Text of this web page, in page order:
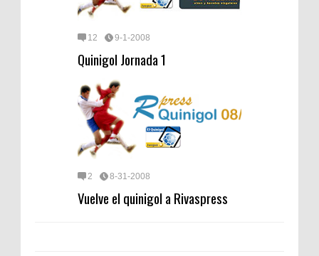
12 9-1-2008
Quinigol Jornada 1
2 8-31-2008
Vuelve el quinigol a Rivaspress